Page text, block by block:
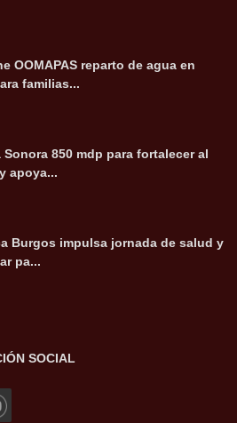
OOMAPAS reparto de agua en
familias...
Sonora 850 mdp para fortalecer al
apoya...
Burgos impulsa jornada de salud y
pa...
SOCIAL